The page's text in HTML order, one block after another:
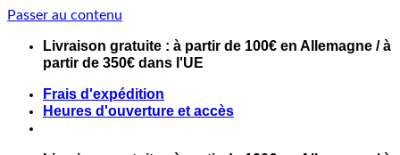
Passer au contenu
Livraison gratuite : à partir de 100€ en Allemagne / à
partir de 350€ dans l'UE
Frais d'expédition
Heures d'ouverture et accès